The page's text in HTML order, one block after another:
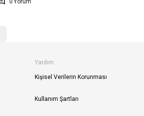
Yardım
Kişisel Verilerin Korunması
Kullanım Şartları